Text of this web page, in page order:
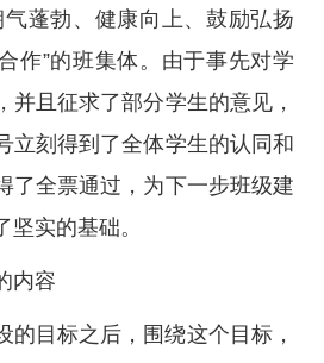
蓬勃、健康向上、鼓励弘扬
作”的班集体。由于事先对学
并且征求了部分学生的意见，
立刻得到了全体学生的认同和
了全票通过，为下一步班级建
实的基础。
内容
的目标之后，围绕这个目标，